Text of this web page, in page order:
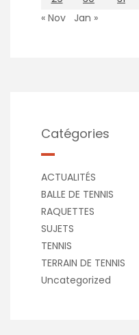
« Nov
Jan »
Catégories
ACTUALITÉS
BALLE DE TENNIS
RAQUETTES
SUJETS
TENNIS
TERRAIN DE TENNIS
Uncategorized